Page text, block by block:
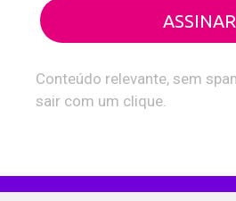
ASSINAR
Conteúdo relevante, sem
sair com um clique.